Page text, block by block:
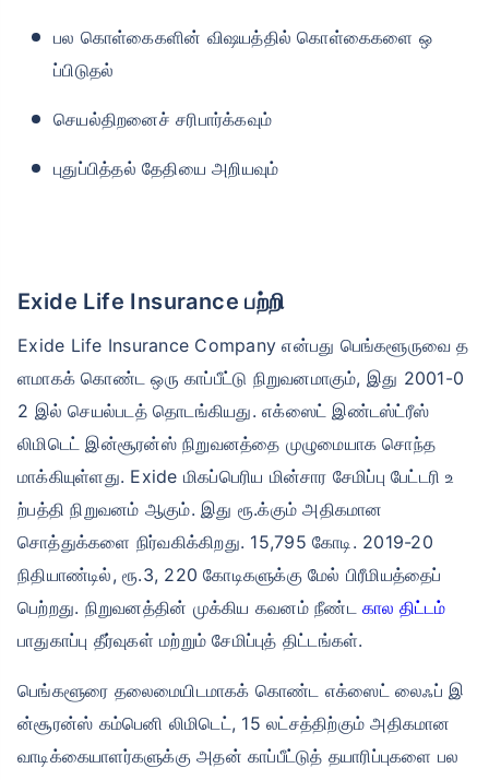
பல கொள்கைகளின் விஷயத்தில் கொள்கைகளை ஒ
ப்பிடுதல்
செயல்திறனைச் சரிபார்க்கவும்
புதுப்பித்தல் தேதியை அறியவும்
Exide Life Insurance பற்றி
Exide Life Insurance Company என்பது பெங்களூருவை த
ளமாகக் கொண்ட ஒரு காப்பீட்டு நிறுவனமாகும், இது 2001-0
2 இல் செயல்படத் தொடங்கியது. எக்ஸைட் இண்டஸ்ட்ரீஸ்
லிமிடெட் இன்சூரன்ஸ் நிறுவனத்தை முழுமையாக சொந்த
மாக்கியுள்ளது. Exide மிகப்பெரிய மின்சார சேமிப்பு பேட்டரி உ
ற்பத்தி நிறுவனம் ஆகும். இது ரூ.க்கும் அதிகமான
சொத்துக்களை நிர்வகிக்கிறது. 15,795 கோடி. 2019-20
நிதியாண்டில், ரூ.3, 220 கோடிகளுக்கு மேல் பிரீமியத்தைப்
பெற்றது. நிறுவனத்தின் முக்கிய கவனம் நீண்டகால திட்டம்
பாதுகாப்பு தீர்வுகள் மற்றும் சேமிப்புத் திட்டங்கள்.
பெங்களூரை தலைமையிடமாகக் கொண்ட எக்ஸைட் லைஃப் இ
ன்சூரன்ஸ் கம்பெனி லிமிடெட், 15 லட்சத்திற்கும் அதிகமான
வாடிக்கையாளர்களுக்கு அதன் காப்பீட்டுத் தயாரிப்புகளை பல